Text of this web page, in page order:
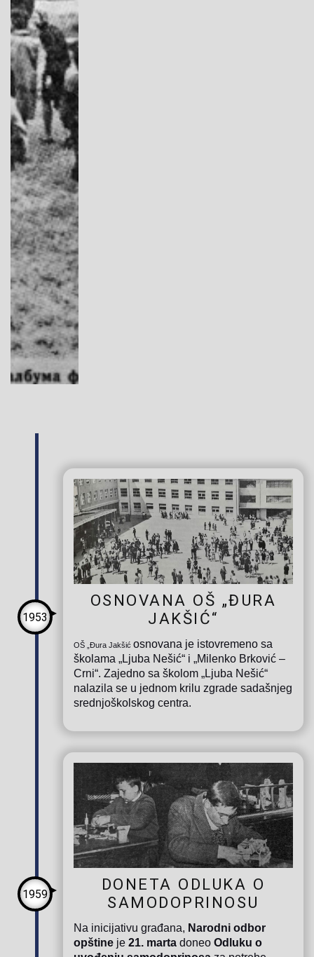
OSNOVANA OŠ „ĐURA
JAKŠIĆ“
OŠ „Đura Jakšić osnovana je istovremeno sa
školama „Ljuba Nešić“ i „Milenko Brković –
Crni“. Zajedno sa školom „Ljuba Nešić“
nalazila se u jednom krilu zgrade sadašnjeg
srednjoškolskog centra.
1953
DONETA ODLUKA O
SAMODOPRINOSU
Na inicijativu građana, Narodni odbor
opštine je 21. marta doneo Odluku o
1959